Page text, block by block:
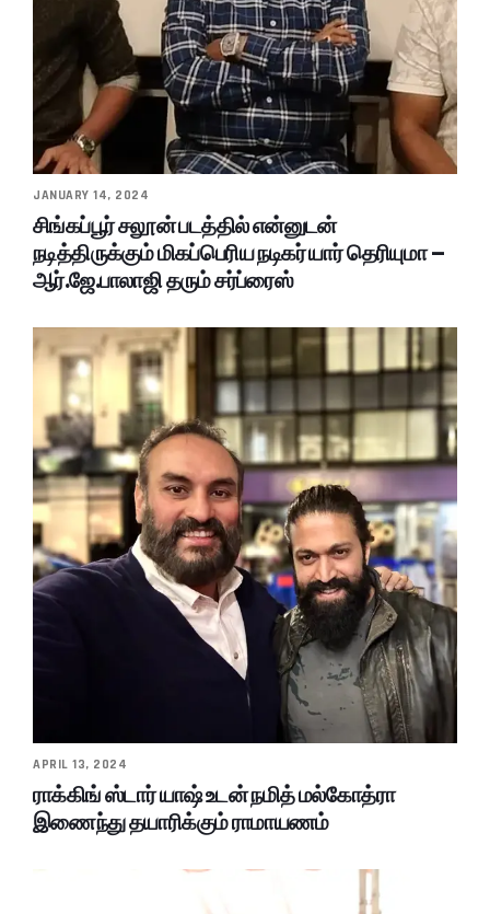
JANUARY 14, 2024
சிங்கப்பூர் சலூன் படத்தில் என்னுடன்
நடித்திருக்கும் மிகப்பெரிய நடிகர் யார் தெரியுமா –
ஆர்.ஜே.பாலாஜி தரும் சர்ப்ரைஸ்
APRIL 13, 2024
ராக்கிங் ஸ்டார் யாஷ் உடன் நமித் மல்கோத்ரா
இணைந்து தயாரிக்கும் ராமாயணம்